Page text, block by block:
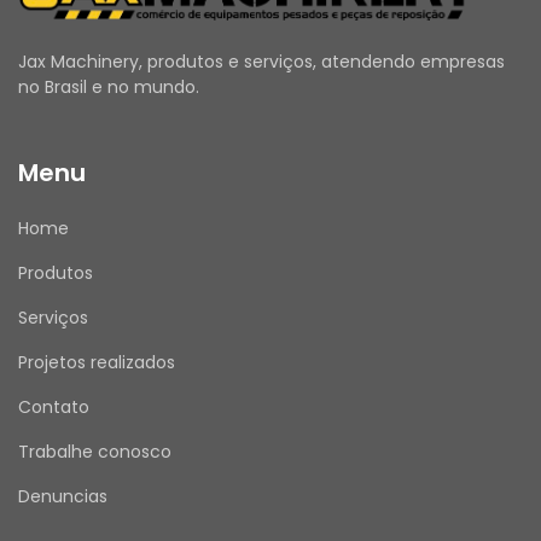
Eletrônico 327-3520 contribui para manter o
sistema de monitoramento operando
conforme as especificações originais. O
As fotos do anúncio são reais da peça.
substituição devem ser realizadas por um
profissional qualificado. Dependendo da
programação, parametrização ou calibração
MODELOS COMPATÍVEIS PARA O NÚMERO DE
PEÇA 327-3520:
Jax Machinery, produtos e serviços, atendendo empresas
no Brasil e no mundo.
Menu
Home
Produtos
Serviços
Projetos realizados
Contato
Trabalhe conosco
Denuncias